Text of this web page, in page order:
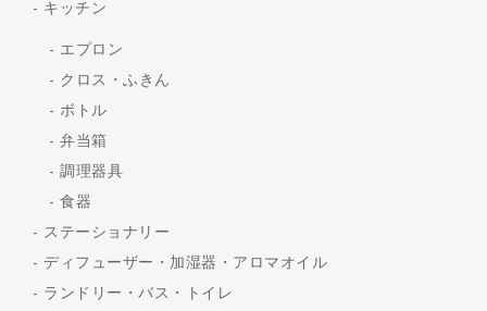
キッチン
エプロン
クロス・ふきん
ボトル
弁当箱
調理器具
食器
ステーショナリー
ディフューザー・加湿器・アロマオイル
ランドリー・バス・トイレ